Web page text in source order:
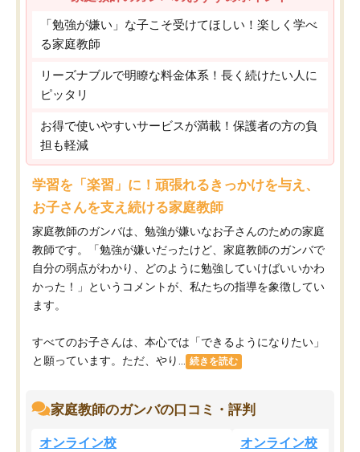
「勉強が嫌い」な子こそ受けてほしい！楽しく学べ
る家庭教師
リーズナブルで明瞭な料金体系！長く続けたい人に
ピッタリ
お得で使いやすいサービスが満載！保護者の方の負
担も軽減
学習を「楽習」に！頑張れるきっかけを与え、
お子さんを支え続ける家庭教師
家庭教師のガンバは、勉強が嫌いなお子さんのための家庭
教師です。「勉強が嫌いだったけど、家庭教師のガンバで
自分の弱点がわかり、どのように勉強していけばいいかわ
かった！」というコメントが、私たちの指導を象徴してい
ます。
すべてのお子さんは、本心では「できるようになりたい」
と願っています。ただ、やり...
続きを読む
家庭教師のガンバの口コミ・評判
オンライン校 オンライン校